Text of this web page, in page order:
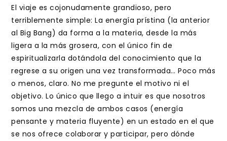
El viaje es cojonudamente grandioso, pero
terriblemente simple: La energía prístina (la anterior
al Big Bang) da forma a la materia, desde la más
ligera a la más grosera, con el único fin de
espiritualizarla dotándola del conocimiento que la
regrese a su origen una vez transformada… Poco más
o menos, claro. No me pregunte el motivo ni el
objetivo. Lo único que llego a intuir es que nosotros
somos una mezcla de ambos casos (energía
pensante y materia fluyente) en un estado en el que
se nos ofrece colaborar y participar, pero dónde